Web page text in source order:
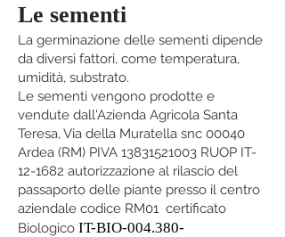
Le sementi
La germinazione delle sementi dipende
da diversi fattori, come temperatura,
umidità, substrato.
Le sementi vengono prodotte e
vendute dall'Azienda Agricola Santa
Teresa, Via della Muratella snc 00040
Ardea (RM) PIVA 13831521003 RUOP IT-
12-1682 autorizzazione al rilascio del
passaporto delle piante presso il centro
aziendale codice RM01 certificato
Biologico IT-BIO-004.380-